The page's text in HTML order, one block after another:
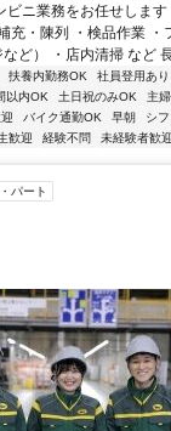
ニ業務をお任せします
充・陳列 ・検品作業 ・
など） ・店内清掃 など
扶養内勤務OK 社員登用あり
以内OK 土日祝のみOK
主
バイク通勤OK 早朝 シ
歓迎 経験不問 未経験者歓迎
パート